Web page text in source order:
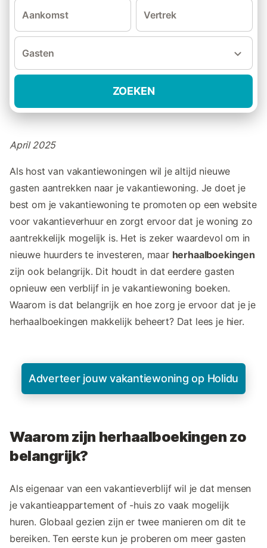
Aankomst Vertrek
Gasten
ZOEKEN
April 2025
Als host van vakantiewoningen wil je altijd nieuwe
gasten aantrekken naar je vakantiewoning. Je doet je
best om je vakantiewoning te promoten op een website
voor vakantieverhuur en zorgt ervoor dat je woning zo
aantrekkelijk mogelijk is. Het is zeker waardevol om in
nieuwe huurders te investeren, maar herhaalboekingen
zijn ook belangrijk. Dit houdt in dat eerdere gasten
opnieuw een verblijf in je vakantiewoning boeken.
Waarom is dat belangrijk en hoe zorg je ervoor dat je je
herhaalboekingen makkelijk beheert? Dat lees je hier.
Adverteer jouw vakantiewoning op Holidu
Waarom zijn herhaalboekingen zo
belangrijk?
Als eigenaar van een vakantieverblijf wil je dat mensen
je vakantieappartement of -huis zo vaak mogelijk
huren. Globaal gezien zijn er twee manieren om dit te
bereiken. Ten eerste kun je proberen om meer gasten